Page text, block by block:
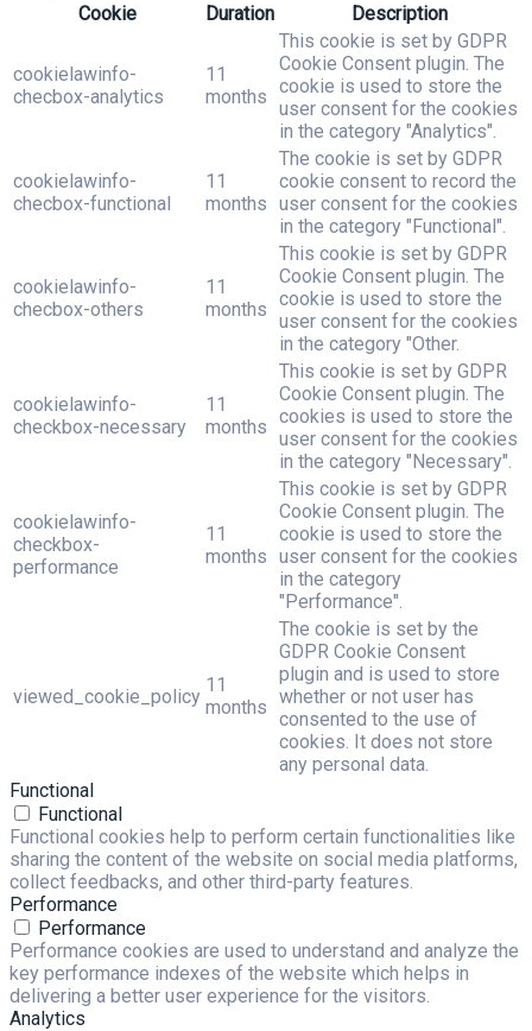
Cookie
Duration Description
cookielawinfo-
checbox-analytics
11
months
This cookie is set by GDPR
Cookie Consent plugin. The
cookie is used to store the
user consent for the cookies
in the category "Analytics".
cookielawinfo-
checbox-functional
11
months
The cookie is set by GDPR
cookie consent to record the
user consent for the cookies
in the category "Functional".
cookielawinfo-
checbox-others
11
months
This cookie is set by GDPR
Cookie Consent plugin. The
cookie is used to store the
user consent for the cookies
in the category "Other.
cookielawinfo-
checkbox-necessary
11
months
This cookie is set by GDPR
Cookie Consent plugin. The
cookies is used to store the
user consent for the cookies
in the category "Necessary".
cookielawinfo-
checkbox-
performance
11
months
This cookie is set by GDPR
Cookie Consent plugin. The
cookie is used to store the
user consent for the cookies
in the category
"Performance".
viewed_cookie_policy
11
months
The cookie is set by the
GDPR Cookie Consent
plugin and is used to store
whether or not user has
consented to the use of
cookies. It does not store
any personal data.
Functional
Functional
Functional cookies help to perform certain functionalities like
sharing the content of the website on social media platforms,
collect feedbacks, and other third-party features.
Performance
Performance
Performance cookies are used to understand and analyze the
key performance indexes of the website which helps in
delivering a better user experience for the visitors.
Analytics